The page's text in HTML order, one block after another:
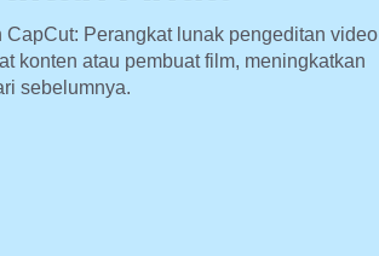
Perangkat lunak pengeditan video
konten atau pembuat film, meningkatkan
sebelumnya.